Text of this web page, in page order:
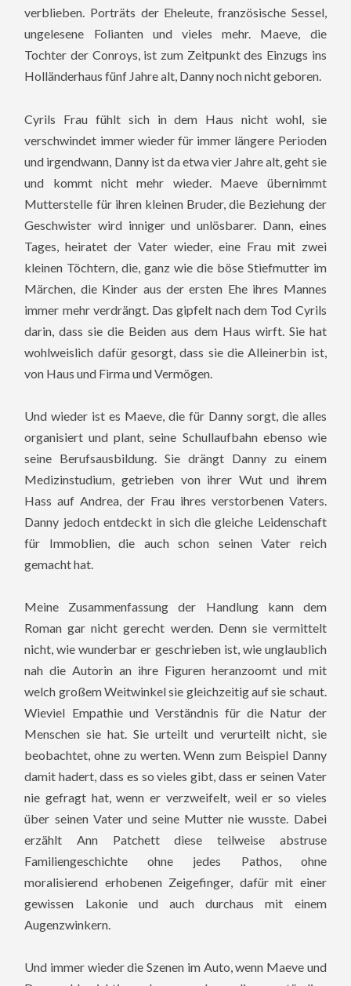
verblieben. Porträts der Eheleute, französische Sessel,
ungelesene Folianten und vieles mehr. Maeve, die
Tochter der Conroys, ist zum Zeitpunkt des Einzugs ins
Holländerhaus fünf Jahre alt, Danny noch nicht geboren.
Cyrils Frau fühlt sich in dem Haus nicht wohl, sie
verschwindet immer wieder für immer längere Perioden
und irgendwann, Danny ist da etwa vier Jahre alt, geht sie
und kommt nicht mehr wieder. Maeve übernimmt
Mutterstelle für ihren kleinen Bruder, die Beziehung der
Geschwister wird inniger und unlösbarer. Dann, eines
Tages, heiratet der Vater wieder, eine Frau mit zwei
kleinen Töchtern, die, ganz wie die böse Stiefmutter im
Märchen, die Kinder aus der ersten Ehe ihres Mannes
immer mehr verdrängt. Das gipfelt nach dem Tod Cyrils
darin, dass sie die Beiden aus dem Haus wirft. Sie hat
wohlweislich dafür gesorgt, dass sie die Alleinerbin ist,
von Haus und Firma und Vermögen.
Und wieder ist es Maeve, die für Danny sorgt, die alles
organisiert und plant, seine Schullaufbahn ebenso wie
seine Berufsausbildung. Sie drängt Danny zu einem
Medizinstudium, getrieben von ihrer Wut und ihrem
Hass auf Andrea, der Frau ihres verstorbenen Vaters.
Danny jedoch entdeckt in sich die gleiche Leidenschaft
für Immoblien, die auch schon seinen Vater reich
gemacht hat.
Meine Zusammenfassung der Handlung kann dem
Roman gar nicht gerecht werden. Denn sie vermittelt
nicht, wie wunderbar er geschrieben ist, wie unglaublich
nah die Autorin an ihre Figuren heranzoomt und mit
welch großem Weitwinkel sie gleichzeitig auf sie schaut.
Wieviel Empathie und Verständnis für die Natur der
Menschen sie hat. Sie urteilt und verurteilt nicht, sie
beobachtet, ohne zu werten. Wenn zum Beispiel Danny
damit hadert, dass es so vieles gibt, dass er seinen Vater
nie gefragt hat, wenn er verzweifelt, weil er so vieles
über seinen Vater und seine Mutter nie wusste. Dabei
erzählt Ann Patchett diese teilweise abstruse
Familiengeschichte ohne jedes Pathos, ohne
moralisierend erhobenen Zeigefinger, dafür mit einer
gewissen Lakonie und auch durchaus mit einem
Augenzwinkern.
Und immer wieder die Szenen im Auto, wenn Maeve und